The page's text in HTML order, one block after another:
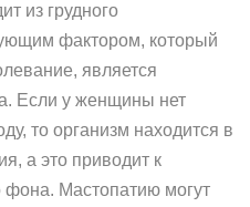
из грудного
фактором, который
является
Если у женщины нет
то организм находится в
а это приводит к
фона. Мастопатию могут